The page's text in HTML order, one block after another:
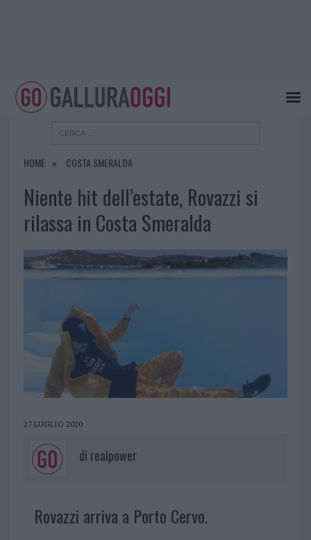
HOME COSTA SMERALDA
Niente hit dell’estate, Rovazzi si
rilassa in Costa Smeralda
27 LUGLIO 2020
di realpower
Rovazzi arriva a Porto Cervo.